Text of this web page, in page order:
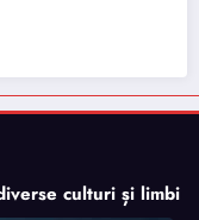
culturi și limbi